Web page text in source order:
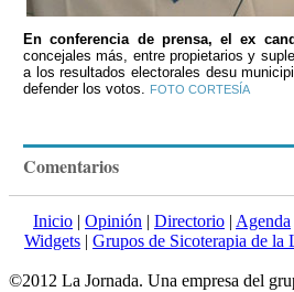
En conferencia de prensa, el ex
concejales más, entre propietarios y
a los resultados electorales desu
defender los votos. FOTO CORTESÍA
Comentarios
Inicio | Opinión | Directorio | Agenda
Widgets | Grupos de Sicoterapia de la
©2012 La Jornada. Una empresa del